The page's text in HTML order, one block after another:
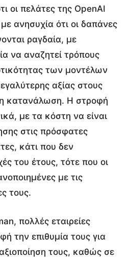
οι πελάτες της OpenAI
ανησυχία ότι οι δαπάνες
ραγδαία, με
να αναζητεί τρόπους
των μοντέλων
αξίας στους
κατανάλωση. Η στροφή
με τα κόστη να είναι
στις πρόσφατες
κάτι που δεν
του έτους, τότε που οι
με τις
τους.
πολλές εταιρείες
την επιθυμία τους για
τους, καθώς σε